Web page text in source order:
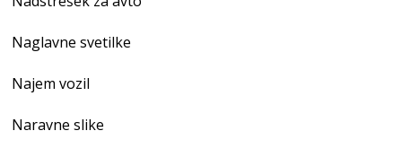
Naglavne svetilke
Najem vozil
Naravne slike